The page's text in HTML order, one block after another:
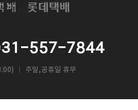
557-7844
주말,공휴일 휴무